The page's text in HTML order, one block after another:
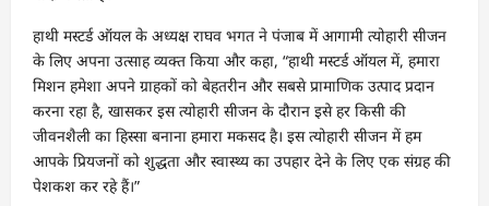
हाथी मस्टर्ड ऑयल के अध्यक्ष राघव भगत ने पंजाब में आगामी त्योहारी सीजन
के लिए अपना उत्साह व्यक्त किया और कहा, “हाथी मस्टर्ड ऑयल में, हमारा
मिशन हमेशा अपने ग्राहकों को बेहतरीन और सबसे प्रामाणिक उत्पाद प्रदान
करना रहा है, खासकर इस त्योहारी सीजन के दौरान इसे हर किसी की
जीवनशैली का हिस्सा बनाना हमारा मकसद है। इस त्योहारी सीजन में हम
आपके प्रियजनों को शुद्धता और स्वास्थ्य का उपहार देने के लिए एक संग्रह की
पेशकश कर रहे हैं।”